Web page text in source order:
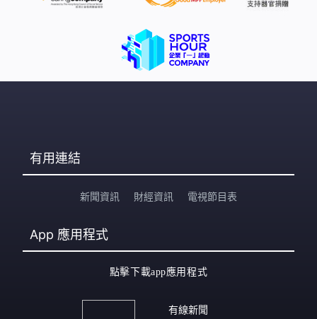
有用連結
新聞資訊 財經資訊 電視節目表
App 應用程式
點擊下載app應用程式
有線新聞